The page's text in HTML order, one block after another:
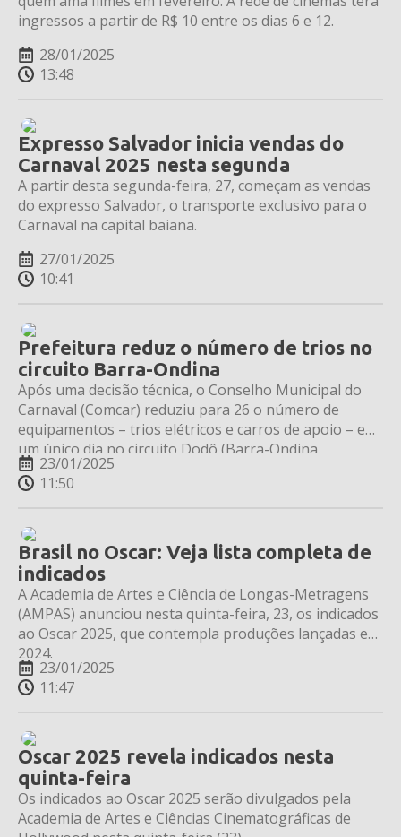
ingressos a partir de R$ 10 entre os dias 6 e 12.
28/01/2025
13:48
Expresso Salvador inicia vendas do
Carnaval 2025 nesta segunda
A partir desta segunda-feira, 27, começam as vendas
do expresso Salvador, o transporte exclusivo para o
Carnaval na capital baiana.
27/01/2025
10:41
Prefeitura reduz o número de trios no
circuito Barra-Ondina
Após uma decisão técnica, o Conselho Municipal do
Carnaval (Comcar) reduziu para 26 o número de
equipamentos – trios elétricos e carros de apoio – em
um único dia no circuito Dodô (Barra-Ondina.
23/01/2025
11:50
Brasil no Oscar: Veja lista completa de
indicados
A Academia de Artes e Ciência de Longas-Metragens
(AMPAS) anunciou nesta quinta-feira, 23, os indicados
ao Oscar 2025, que contempla produções lançadas em
2024.
23/01/2025
11:47
Oscar 2025 revela indicados nesta
quinta-feira
Os indicados ao Oscar 2025 serão divulgados pela
Academia de Artes e Ciências Cinematográficas de